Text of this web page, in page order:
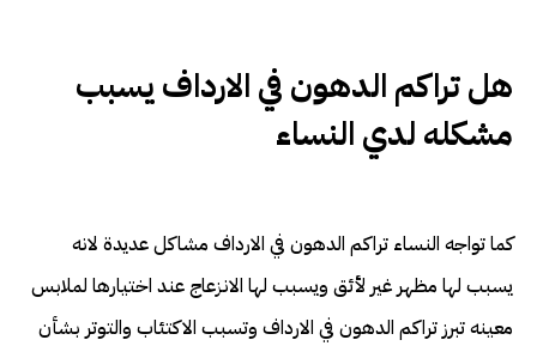
هل تراكم الدهون في الارداف يسبب
مشكله لدي النساء
كما تواجه النساء تراكم الدهون في الارداف مشاكل عديدة لانه
يسبب لها مظهر غير لأئق ويسبب لها الانزعاج عند اختيارها لملابس
معينه تبرز تراكم الدهون في الارداف وتسبب الاكتئاب والتوتر بشأن